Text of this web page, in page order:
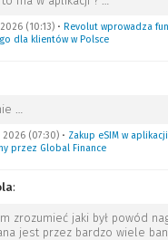
(10:13) • Revolut wprowadza
dla klientów w Polsce
…
2026 (07:30) • Zakup eSIM w
przez Global Finance
:
zrozumieć jaki był powód
jest przez bardzo wiele